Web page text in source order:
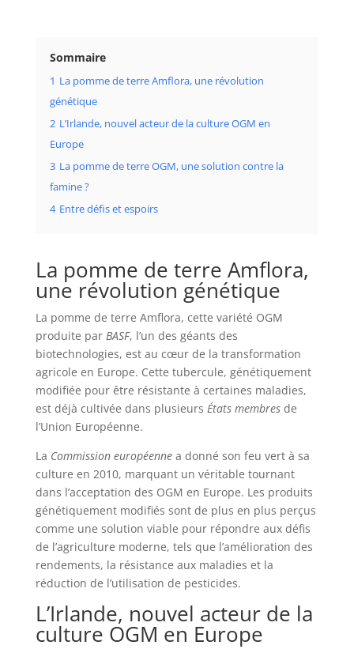
Sommaire
1 La pomme de terre Amflora, une révolution
génétique
2 L’Irlande, nouvel acteur de la culture OGM en
Europe
3 La pomme de terre OGM, une solution contre la
famine ?
4 Entre défis et espoirs
La pomme de terre Amflora,
une révolution génétique
La pomme de terre Amflora, cette variété OGM
produite par BASF, l’un des géants des
biotechnologies, est au cœur de la transformation
agricole en Europe. Cette tubercule, génétiquement
modifiée pour être résistante à certaines maladies,
est déjà cultivée dans plusieurs États membresde
l’Union Européenne.
La Commission européennea donné son feu vert à sa
culture en 2010, marquant un véritable tournant
dans l’acceptation des OGM en Europe. Les produits
génétiquement modifiés sont de plus en plus perçus
comme une solution viable pour répondre aux défis
de l’agriculture moderne, tels que l’amélioration des
rendements, la résistance aux maladies et la
réduction de l’utilisation de pesticides.
L’Irlande, nouvel acteur de la
culture OGM en Europe